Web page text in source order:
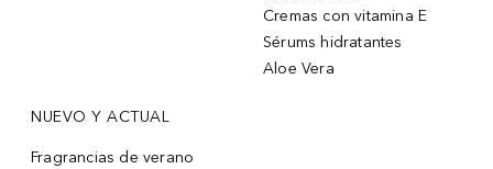
Cremas con vitamina E
Sérums hidratantes
Aloe Vera
NUEVO Y ACTUAL
Fragrancias de verano